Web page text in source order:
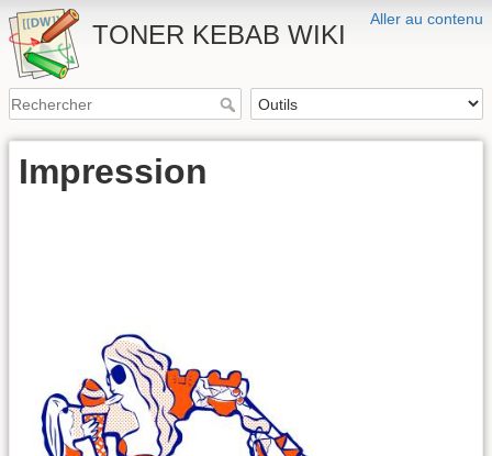
Aller au contenu
TONER KEBAB WIKI
Impression